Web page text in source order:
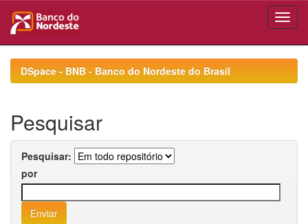
navigationDSpace - BNB - Banco do Nordeste do Brasil
Pesquisar
Pesquisar:
por